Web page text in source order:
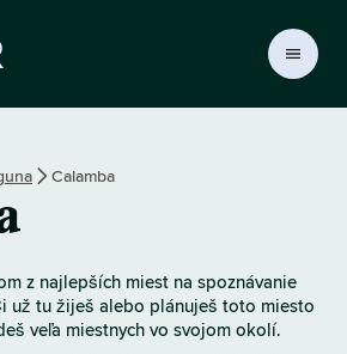
s
k
á
b
r
a
Calamba
z najlepších miest na spoznávanie
už tu žiješ alebo plánuješ toto miesto
veľa miestnych vo svojom okolí.